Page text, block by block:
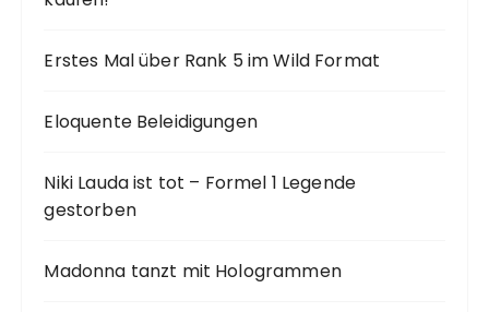
Erstes Mal über Rank 5 im Wild Format
Eloquente Beleidigungen
Niki Lauda ist tot – Formel 1 Legende
gestorben
Madonna tanzt mit Hologrammen